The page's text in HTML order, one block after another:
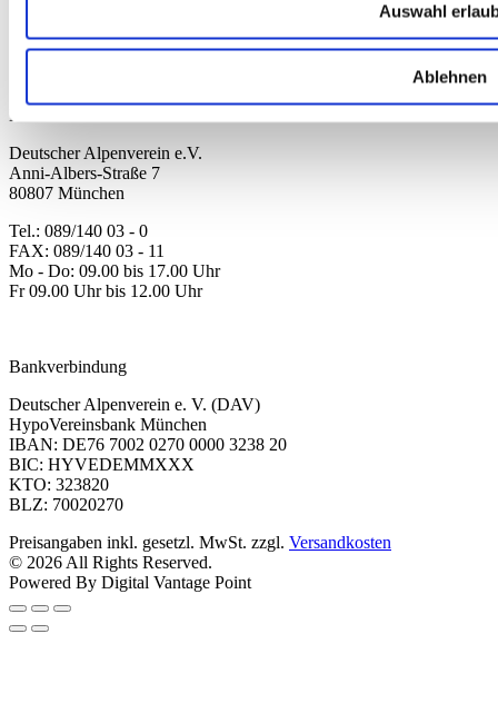
Auswahl
Ablehnen
Kollektion 2026
Neu
Kontakt
Deutscher Alpenverein e.V.
Anni-Albers-Straße 7
80807 München
Tel.: 089/140 03 - 0
FAX: 089/140 03 - 11
Mo - Do: 09.00 bis 17.00 Uhr
Fr 09.00 Uhr bis 12.00 Uhr
Bankverbindung
Deutscher Alpenverein e. V. (DAV)
HypoVereinsbank München
IBAN: DE76 7002 0270 0000 3238 20
BIC: HYVEDEMMXXX
KTO: 323820
BLZ: 70020270
Preisangaben inkl. gesetzl. MwSt. zzgl. Versandkosten
© 2026 All Rights Reserved.
Powered By Digital Vantage Point